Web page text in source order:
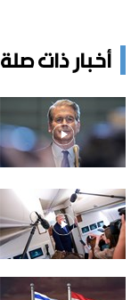
أخبار ذات صلة